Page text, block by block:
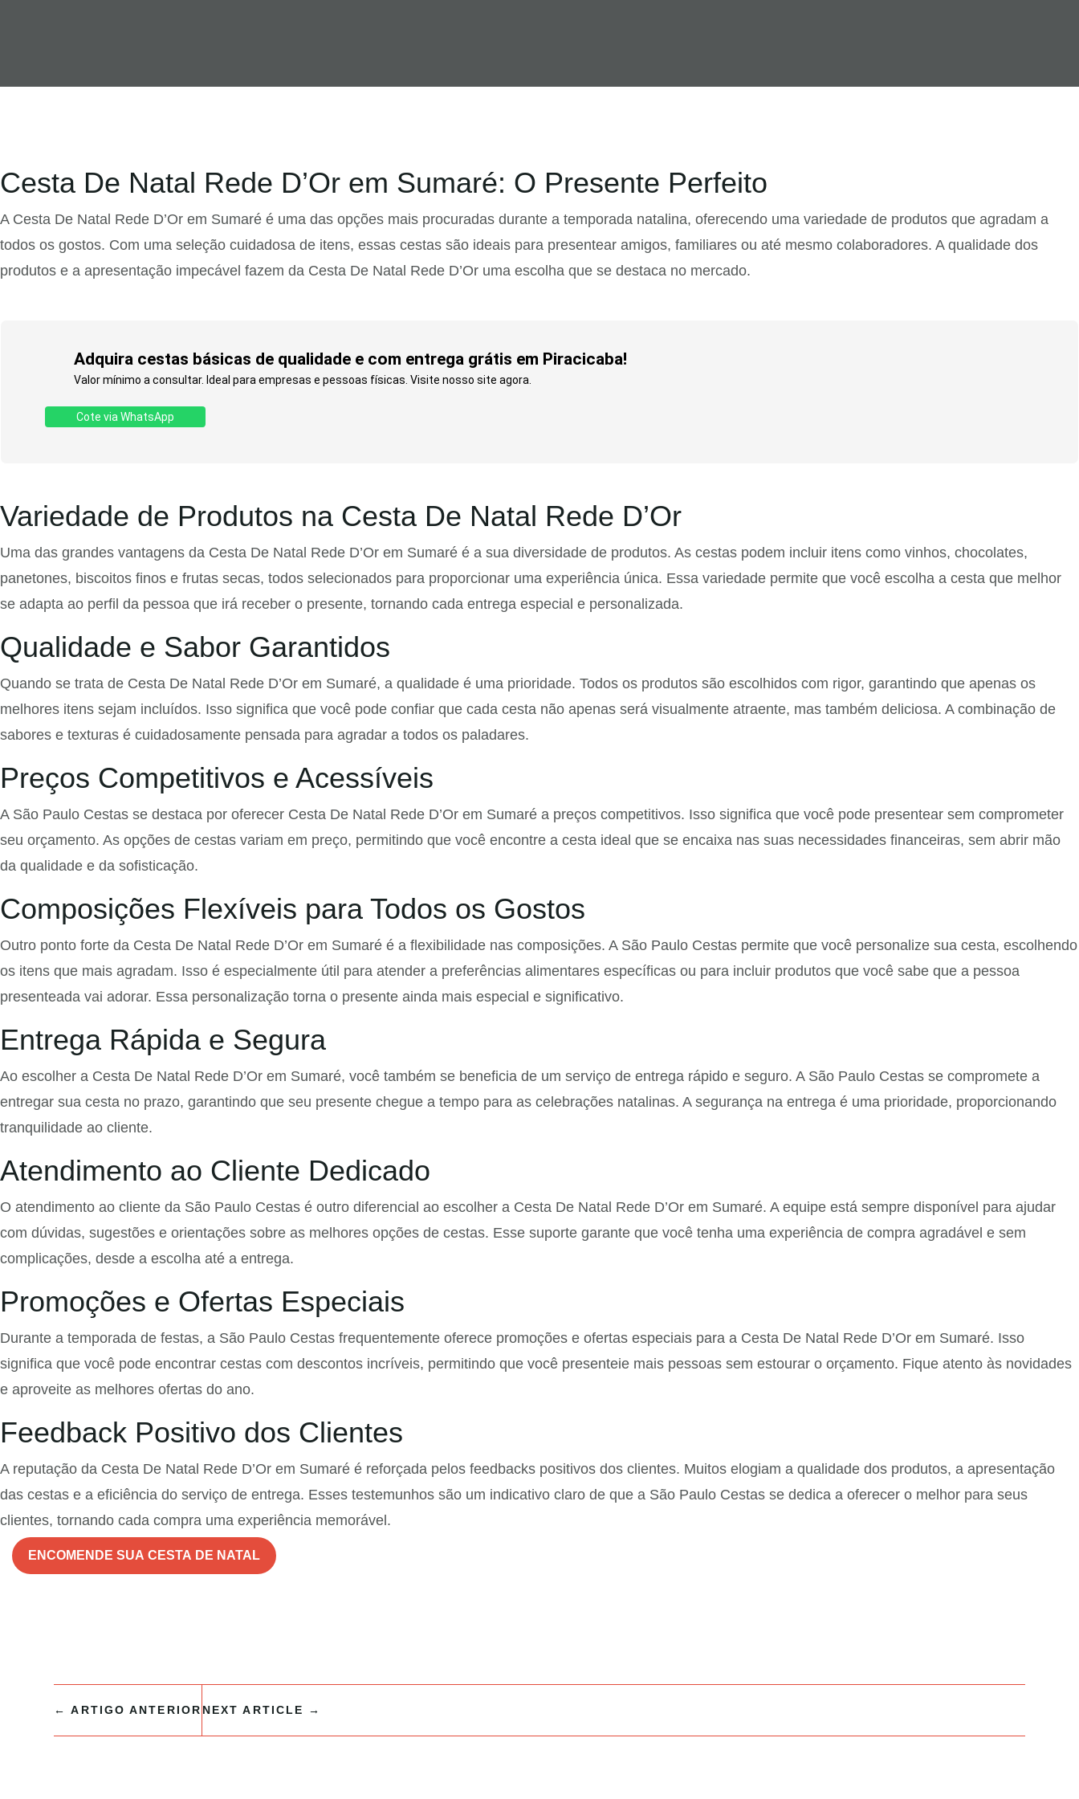
Cesta De Natal Rede D’Or em Sumaré: O Presente Perfeito
A Cesta De Natal Rede D’Or em Sumaré é uma das opções mais procuradas durante a temporada natalina, oferecendo uma variedade de produtos que agradam a
todos os gostos. Com uma seleção cuidadosa de itens, essas cestas são ideais para presentear amigos, familiares ou até mesmo colaboradores. A qualidade dos
produtos e a apresentação impecável fazem da Cesta De Natal Rede D’Or uma escolha que se destaca no mercado.
Adquira cestas básicas de qualidade e com entrega grátis em Piracicaba!
Valor mínimo a consultar. Ideal para empresas e pessoas físicas. Visite nosso site agora.
Cote via WhatsApp
Variedade de Produtos na Cesta De Natal Rede D’Or
Uma das grandes vantagens da Cesta De Natal Rede D’Or em Sumaré é a sua diversidade de produtos. As cestas podem incluir itens como vinhos, chocolates,
panetones, biscoitos finos e frutas secas, todos selecionados para proporcionar uma experiência única. Essa variedade permite que você escolha a cesta que melhor
se adapta ao perfil da pessoa que irá receber o presente, tornando cada entrega especial e personalizada.
Qualidade e Sabor Garantidos
Quando se trata de Cesta De Natal Rede D’Or em Sumaré, a qualidade é uma prioridade. Todos os produtos são escolhidos com rigor, garantindo que apenas os
melhores itens sejam incluídos. Isso significa que você pode confiar que cada cesta não apenas será visualmente atraente, mas também deliciosa. A combinação de
sabores e texturas é cuidadosamente pensada para agradar a todos os paladares.
Preços Competitivos e Acessíveis
A São Paulo Cestas se destaca por oferecer Cesta De Natal Rede D’Or em Sumaré a preços competitivos. Isso significa que você pode presentear sem comprometer
seu orçamento. As opções de cestas variam em preço, permitindo que você encontre a cesta ideal que se encaixa nas suas necessidades financeiras, sem abrir mão
da qualidade e da sofisticação.
Composições Flexíveis para Todos os Gostos
Outro ponto forte da Cesta De Natal Rede D’Or em Sumaré é a flexibilidade nas composições. A São Paulo Cestas permite que você personalize sua cesta, escolhendo
os itens que mais agradam. Isso é especialmente útil para atender a preferências alimentares específicas ou para incluir produtos que você sabe que a pessoa
presenteada vai adorar. Essa personalização torna o presente ainda mais especial e significativo.
Entrega Rápida e Segura
Ao escolher a Cesta De Natal Rede D’Or em Sumaré, você também se beneficia de um serviço de entrega rápido e seguro. A São Paulo Cestas se compromete a
entregar sua cesta no prazo, garantindo que seu presente chegue a tempo para as celebrações natalinas. A segurança na entrega é uma prioridade, proporcionando
tranquilidade ao cliente.
Atendimento ao Cliente Dedicado
O atendimento ao cliente da São Paulo Cestas é outro diferencial ao escolher a Cesta De Natal Rede D’Or em Sumaré. A equipe está sempre disponível para ajudar
com dúvidas, sugestões e orientações sobre as melhores opções de cestas. Esse suporte garante que você tenha uma experiência de compra agradável e sem
complicações, desde a escolha até a entrega.
Promoções e Ofertas Especiais
Durante a temporada de festas, a São Paulo Cestas frequentemente oferece promoções e ofertas especiais para a Cesta De Natal Rede D’Or em Sumaré. Isso
significa que você pode encontrar cestas com descontos incríveis, permitindo que você presenteie mais pessoas sem estourar o orçamento. Fique atento às novidades
e aproveite as melhores ofertas do ano.
Feedback Positivo dos Clientes
A reputação da Cesta De Natal Rede D’Or em Sumaré é reforçada pelos feedbacks positivos dos clientes. Muitos elogiam a qualidade dos produtos, a apresentação
das cestas e a eficiência do serviço de entrega. Esses testemunhos são um indicativo claro de que a São Paulo Cestas se dedica a oferecer o melhor para seus
clientes, tornando cada compra uma experiência memorável.
ENCOMENDE SUA CESTA DE NATAL
←ARTIGO ANTERIOR NEXT ARTICLE →